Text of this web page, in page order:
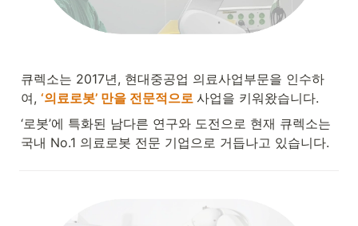
큐렉소는 2017년, 현대중공업 의료사업부문을 인수하
여, ‘의료로봇’ 만을 전문적으로 사업을 키워왔습니다.
‘로봇’에 특화된 남다른 연구와 도전으로 현재 큐렉소는
국내 No.1 의료로봇 전문 기업으로 거듭나고 있습니다.